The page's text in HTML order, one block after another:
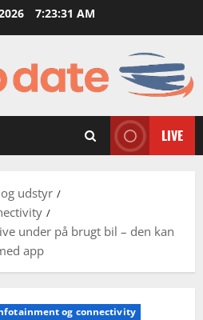
7:23:32 AM
LIVE
udstyr
under på brugt bil – den kan
app
og connectivity